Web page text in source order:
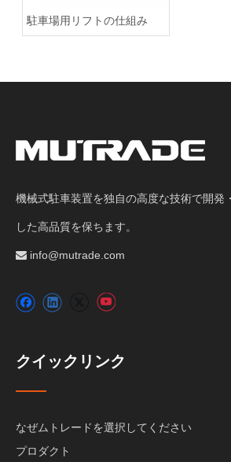
駐車場用リフトの仕組み
機械式駐車装置を独自の高度な技術で開発
した高品質を保ちます。
 info@mutrade.com
クイックリンク
なぜムトレードを選択してください
プロダクト